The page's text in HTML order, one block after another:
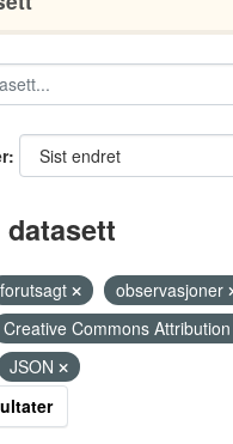
datasett
forutsagt observasjoner
Creative Commons
JSON